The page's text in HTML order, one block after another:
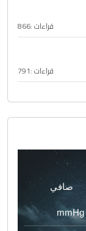
قراءات :866
قراءات :791
صافي
mmHg